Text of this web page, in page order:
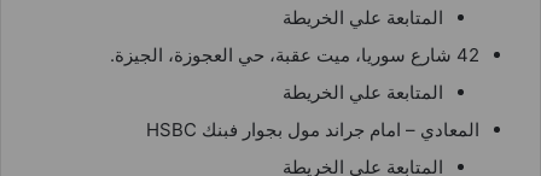
المتابعة علي الخريطة
42 شارع سوريا، ميت عقبة، حي العجوزة، الجيزة.
المتابعة علي الخريطة
المعادي – امام جراند مول بجوار فبنك HSBC
المتابعة علي الخريطة